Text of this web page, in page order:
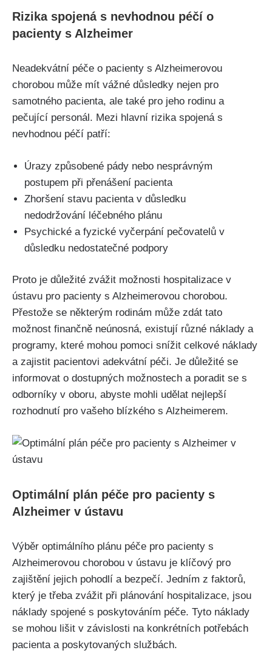
Rizika spojená s nevhodnou péčí o
pacienty s Alzheimer
Neadekvátní péče o pacienty s Alzheimerovou
chorobou může mít vážné důsledky nejen pro
samotného pacienta, ale také pro jeho rodinu a
pečující personál. Mezi hlavní rizika spojená s
nevhodnou péčí patří:
Úrazy způsobené pády nebo nesprávným
postupem při přenášení pacienta
Zhoršení stavu pacienta v důsledku
nedodržování léčebného plánu
Psychické a fyzické vyčerpání pečovatelů v
důsledku nedostatečné podpory
Proto je důležité zvážit možnosti hospitalizace v
ústavu pro pacienty s Alzheimerovou chorobou.
Přestože se některým rodinám může zdát tato
možnost finančně neúnosná, existují různé náklady a
programy, které mohou pomoci snížit celkové náklady
a zajistit pacientovi adekvátní péči. Je důležité se
informovat o dostupných možnostech a poradit se s
odborníky v oboru, abyste mohli udělat nejlepší
rozhodnutí pro vašeho blízkého s Alzheimerem.
Optimální plán péče pro pacienty s
Alzheimer v ústavu
Výběr optimálního plánu péče pro pacienty s
Alzheimerovou chorobou v ústavu je klíčový pro
zajištění jejich pohodlí a bezpečí. Jedním z faktorů,
který je třeba zvážit při plánování hospitalizace, jsou
náklady spojené s poskytováním péče. Tyto náklady
se mohou lišit v závislosti na konkrétních potřebách
pacienta a poskytovaných službách.